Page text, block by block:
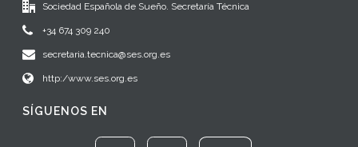
Sociedad Española de Sueño. Secretaría Técnica
+34 674 309 240
secretaria.tecnica@ses.org.es
http:/www.ses.org.es
SÍGUENOS EN